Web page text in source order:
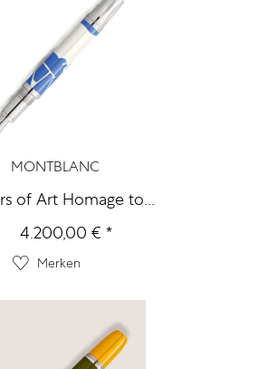
MONTBLANC
of Art Homage to...
4.200,00 € *
Merken